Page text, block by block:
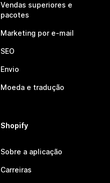
Vendas superiores e
pacotes
Marketing por e-mail
SEO
Envio
Moeda e tradução
Shopify
Sobre a aplicação
Carreiras